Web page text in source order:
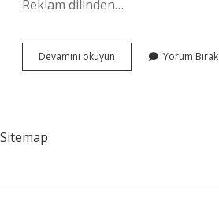
Reklam dilinden…
Devamını okuyun
Yazmak
Yorum Bırak
Sitemap